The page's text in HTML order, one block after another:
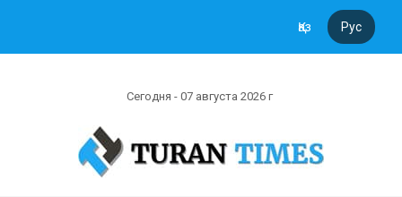
Қаз Рус
Сегодня - 07 августа 2026 г